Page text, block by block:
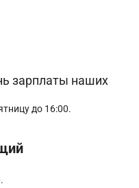
зарплаты наших
до 16:00.